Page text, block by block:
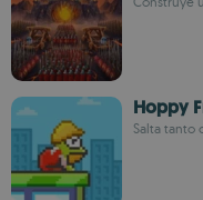
Hoppy
Salta tanto